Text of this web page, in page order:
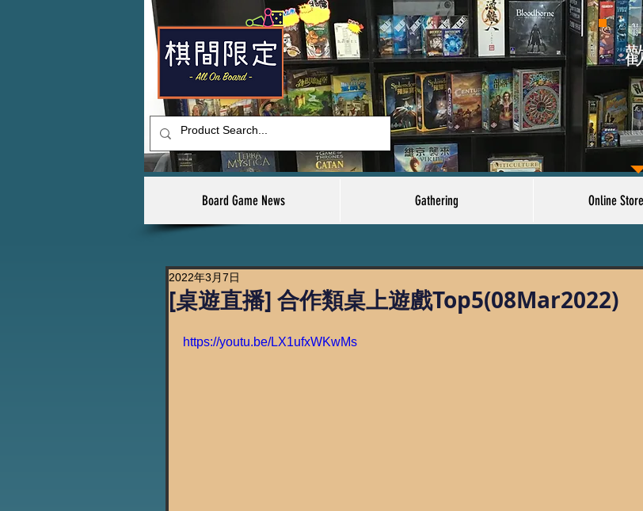
Board Game News Gathering Online
[桌遊直播] 合作類桌上遊戲Top5(08Mar2022)
2022年3月7日
https://youtu.be/LX1ufxWKwMs